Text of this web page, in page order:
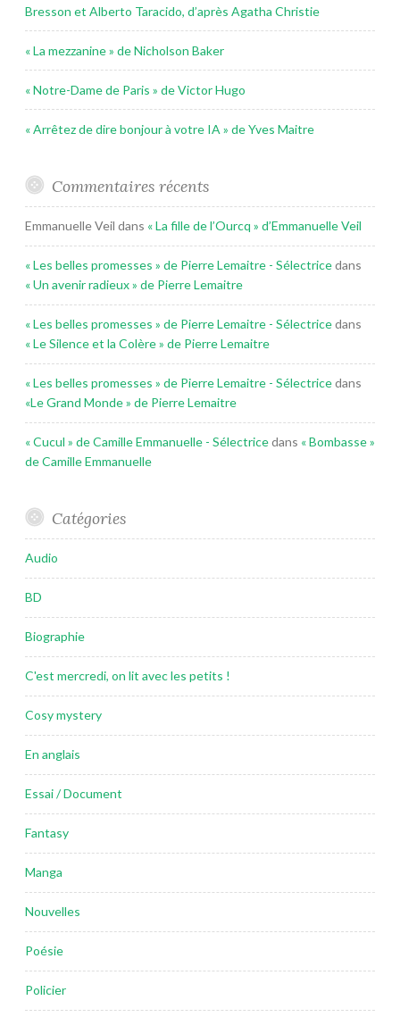
Bresson et Alberto Taracido, d’après Agatha Christie
« La mezzanine » de Nicholson Baker
« Notre-Dame de Paris » de Victor Hugo
« Arrêtez de dire bonjour à votre IA » de Yves Maitre
Commentaires récents
Emmanuelle Veil dans « La fille de l’Ourcq » d’Emmanuelle Veil
« Les belles promesses » de Pierre Lemaitre - Sélectricedans
« Un avenir radieux » de Pierre Lemaitre
« Les belles promesses » de Pierre Lemaitre - Sélectricedans
« Le Silence et la Colère » de Pierre Lemaitre
« Les belles promesses » de Pierre Lemaitre - Sélectricedans
«Le Grand Monde » de Pierre Lemaitre
« Cucul » de Camille Emmanuelle - Sélectricedans « Bombasse »
de Camille Emmanuelle
Catégories
Audio
BD
Biographie
C'est mercredi, on lit avec les petits !
Cosy mystery
En anglais
Essai / Document
Fantasy
Manga
Nouvelles
Poésie
Policier